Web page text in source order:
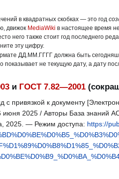
в квадратных скобках — это год
движок MediaWiki в настоящее время
него также стоит год последнего
эту цифру.
ДД.ММ.ГГГГ должна быть
не текущую дату, а дату
и ГОСТ 7.82—2001
с привязкой к документу
июня 2025 / Авторы База
2025. — Режим доступа: https://